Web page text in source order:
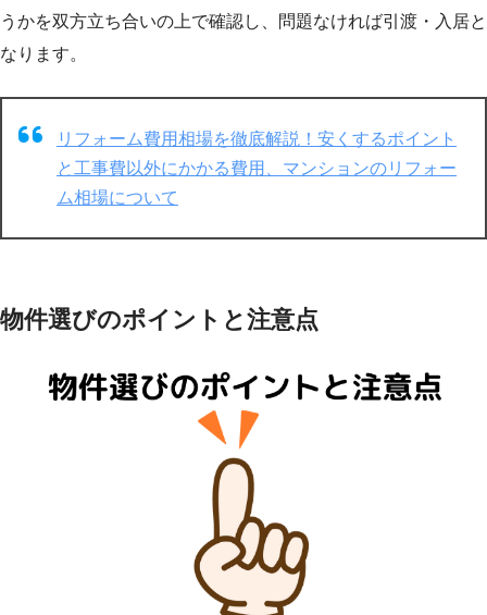
うかを双方立ち合いの上で確認し、問題なければ引渡・入居と
なります。
リフォーム費用相場を徹底解説！安くするポイント
と工事費以外にかかる費用、マンションのリフォー
ム相場について
物件選びのポイントと注意点